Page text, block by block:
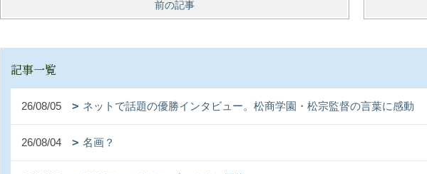
前の記事
記事一覧
26/08/05 ネットで話題の優勝インタビュー。松商学園・松宗監督の言葉に感動
26/08/04 名画？